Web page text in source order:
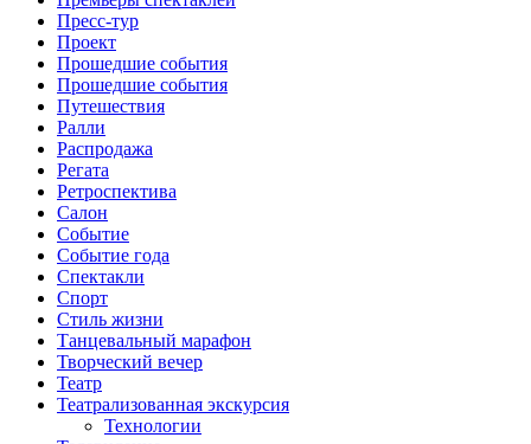
Пресс-тур
Проект
Прошедшие события
Прошедшие события
Путешествия
Ралли
Распродажа
Регата
Ретроспектива
Салон
Событие
Событие года
Спектакли
Спорт
Стиль жизни
Танцевальный марафон
Творческий вечер
Театр
Театрализованная экскурсия
Технологии